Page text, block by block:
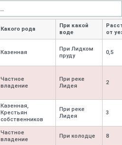
Какого рода
При какой
воде
от
Казенная
При Лидком
пруду
0,5
Частное
владение
При реке
Лидея
2
Казенная,
Крестьян
собственников
При реке
Лидея
3
Частное
владение
При колодце 8